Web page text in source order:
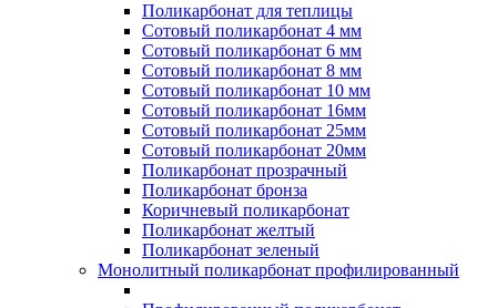
Поликарбонат для теплицы
Сотовый поликарбонат 4 мм
Сотовый поликарбонат 6 мм
Сотовый поликарбонат 8 мм
Сотовый поликарбонат 10 мм
Сотовый поликарбонат 16мм
Сотовый поликарбонат 25мм
Сотовый поликарбонат 20мм
Поликарбонат прозрачный
Поликарбонат бронза
Коричневый поликарбонат
Поликарбонат желтый
Поликарбонат зеленый
Монолитный поликарбонат профилированный